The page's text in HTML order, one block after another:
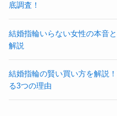
底調査！
結婚指輪いらない女性の本音
解説
結婚指輪の賢い買い方を解説
る3つの理由